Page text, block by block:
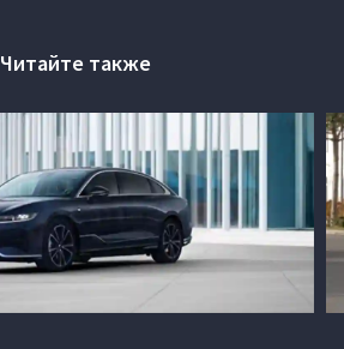
Читайте также